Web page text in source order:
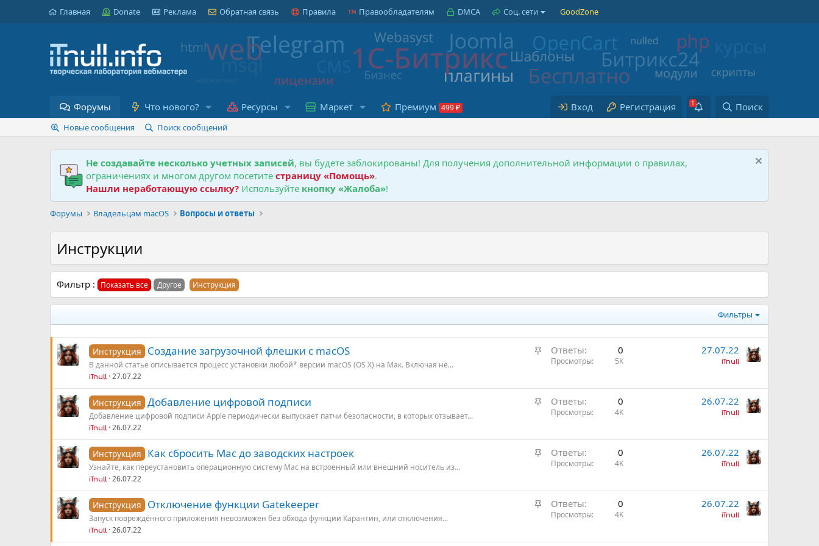
Главная Donate Реклама Обратная связь Правила Правообладателям DMCA Соц. сети GoodZone
Форумы Что нового? Ресурсы Маркет Премиум Вход Регистрация Поиск
Новые сообщения Поиск сообщений
Не создавайте несколько учетных записей, вы будете заблокированы! Для получения дополнительной информации о правилах,
ограничениях и многом другом посетите страницу «Помощь».
Нашли неработающую ссылку?Используйте кнопку «Жалоба»!
Форумы Владельцам macOS Вопросы и ответы
Инструкции
Фильтр : Показать все Другое Инструкция
Фильтры
З
р
е
е
н
Инструкция Создание загрузочной флешки с macOS
В данной статье описывается процесс установки любой* версии macOS (OS X) на Мак. Включая не...
iTnull 27.07.22
Ответы 0
Просмотры 5K
27.07.22
iTnull
З
р
е
е
н
Инструкция Добавление цифровой подписи
Добавление цифровой подписи Apple периодически выпускает патчи безопасности, в которых отзывает...
iTnull 26.07.22
Ответы 0
Просмотры 4K
26.07.22
iTnull
З
р
е
е
Инструкция Как сбросить Mac до заводских настроек
Узнайте, как переустановить операционную систему Mac на встроенный или внешний носитель из...
iTnull 26.07.22
Ответы 0
Просмотры 4K
26.07.22
iTnull
З
р
Инструкция Отключение функции Gatekeeper
Запуск повреждённого приложения невозможен без обхода функции Карантин, или отключения...
iTnull 26.07.22
Ответы 0
Просмотры 4K
26.07.22
iTnull